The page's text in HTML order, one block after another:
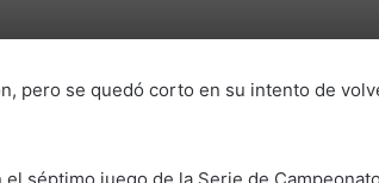
pero se quedó corto en su intento de